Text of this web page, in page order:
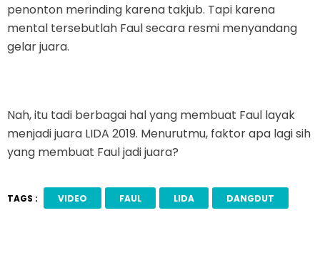
penonton merinding karena takjub. Tapi karena
mental tersebutlah Faul secara resmi menyandang
gelar juara.
Nah, itu tadi berbagai hal yang membuat Faul layak
menjadi juara LIDA 2019. Menurutmu, faktor apa lagi sih
yang membuat Faul jadi juara?
TAGS : VIDEO FAUL LIDA DANGDUT